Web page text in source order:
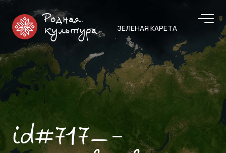
Родная
культура
ЗЕЛЕНАЯ КАРЕТА
id#717—-